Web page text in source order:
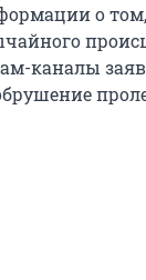
о том,
каналы